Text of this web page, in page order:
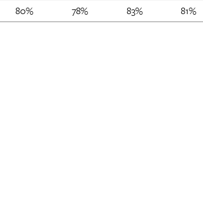
80% 78% 83% 81%